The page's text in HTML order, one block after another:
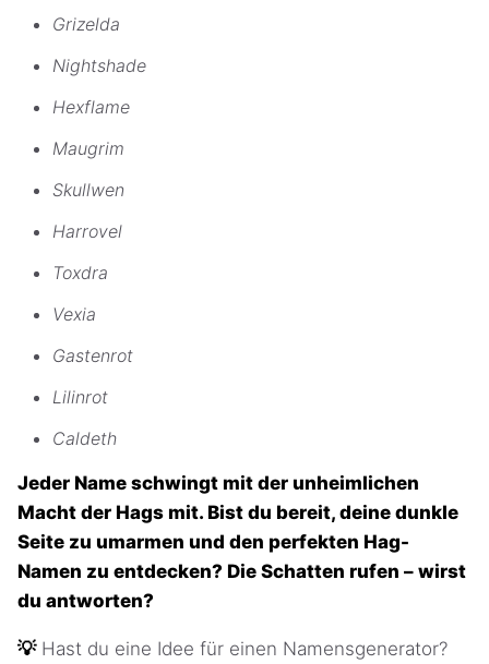
Grizelda
Nightshade
Hexflame
Maugrim
Skullwen
Harrovel
Toxdra
Vexia
Gastenrot
Lilinrot
Caldeth
Jeder Name schwingt mit der unheimlichen
Macht der Hags mit. Bist du bereit, deine dunkle
Seite zu umarmen und den perfekten Hag-
Namen zu entdecken? Die Schatten rufen – wirst
du antworten?
💡 Hast du eine Idee für einen Namensgenerator?